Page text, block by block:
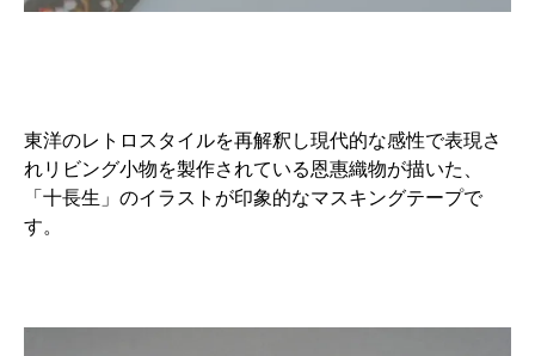
東洋のレトロスタイルを再解釈し現代的な感性で表現さ
れリビング小物を製作されている恩惠織物が描いた、
「十長生」のイラストが印象的なマスキングテープで
す。